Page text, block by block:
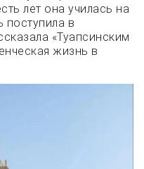
лет она училась на
поступила в
«Туапсинским
жизнь в